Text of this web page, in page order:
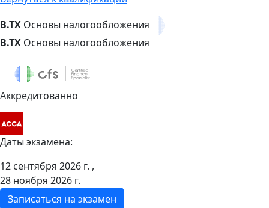
B.TX Основы налогообложения
B.TX Основы налогообложения
Аккредитованно
Даты экзамена:
12 сентября 2026 г. ,
28 ноября 2026 г.
Записаться на экзамен